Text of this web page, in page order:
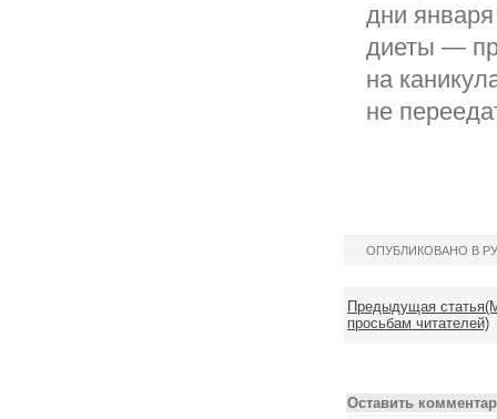
дни
диеты —
на
не
ОПУБЛИКОВАНО В
Предыдущая
просьбам читателей)
Оставить